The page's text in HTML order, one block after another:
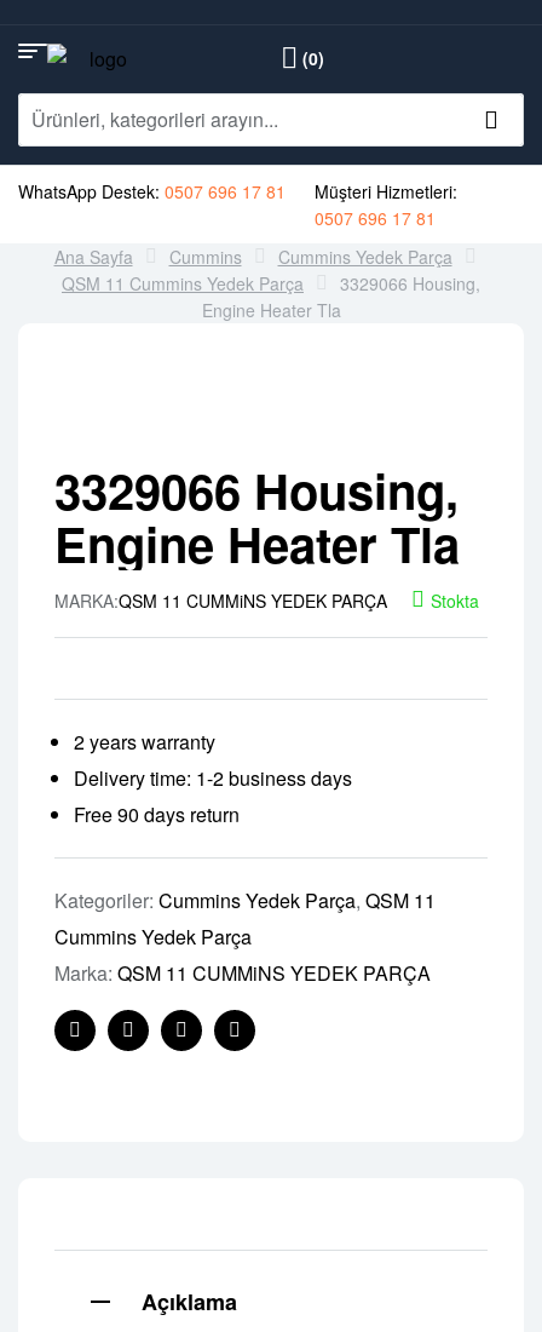
(0)
WhatsApp Destek: 0507 696 17 81
Müşteri Hizmetleri:
0507 696 17 81
Ana Sayfa
Cummins
Cummins Yedek Parça
QSM 11 Cummins Yedek Parça
3329066 Housing,
Engine Heater Tla
3329066 Housing,
Engine Heater Tla
MARKA:QSM 11 CUMMiNS YEDEK PARÇA Stokta
2 years warranty
Delivery time: 1-2 business days
Free 90 days return
Kategoriler: Cummins Yedek Parça, QSM 11
Cummins Yedek Parça
Marka: QSM 11 CUMMiNS YEDEK PARÇA
FacebookTwitterLinkedinPinterest
Açıklama